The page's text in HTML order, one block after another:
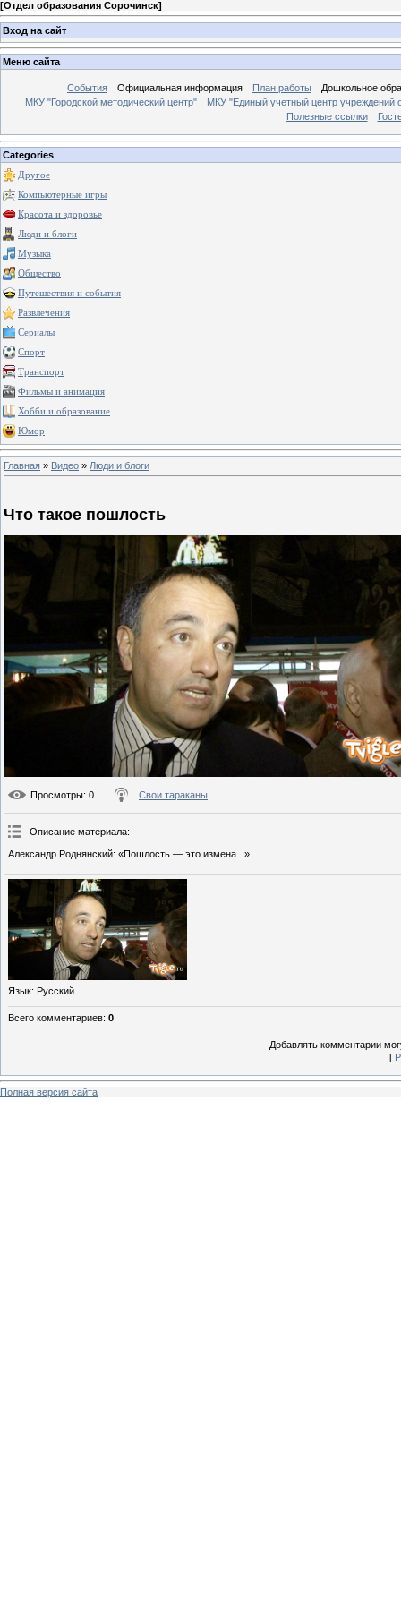
[Отдел образования Сорочинск]
Вход на сайт
Меню сайта
События Официальная информация План работы
Дошкольное
МКУ "Городской методический центр"
МКУ "Единый учетный центр учреждений
Полезные ссылки
Categories
Другое
Компьютерные игры
Красота и здоровье
Люди и блоги
Музыка
Общество
Путешествия и события
Развлечения
Сериалы
Спорт
Транспорт
Фильмы и анимация
Хобби и образование
Юмор
Главная » Видео » Люди и блоги
Что такое пошлость
Просмотры: 0 Свои тараканы
Описание материала:
Александр Роднянский: «Пошлость — это измена...»
Язык: Русский
Всего комментариев: 0
Добавлять комментарии
[
Полная версия сайта